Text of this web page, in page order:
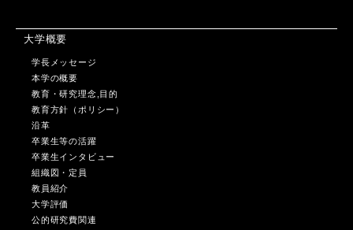
大学概要
学長メッセージ
本学の概要
教育・研究理念,目的
教育方針（ポリシー）
沿革
卒業生等の活躍
卒業生インタビュー
組織図・定員
教員紹介
大学評価
公的研究費関連